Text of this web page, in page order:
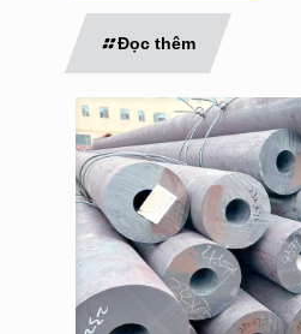
Đọc thêm